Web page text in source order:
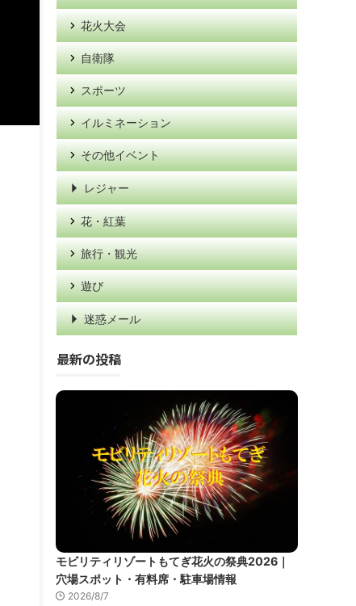
花火大会
自衛隊
スポーツ
イルミネーション
その他イベント
レジャー
花・紅葉
旅行・観光
遊び
迷惑メール
最新の投稿
モビリティリゾートもてぎ花火の祭典2026｜
穴場スポット・有料席・駐車場情報
2026/8/7